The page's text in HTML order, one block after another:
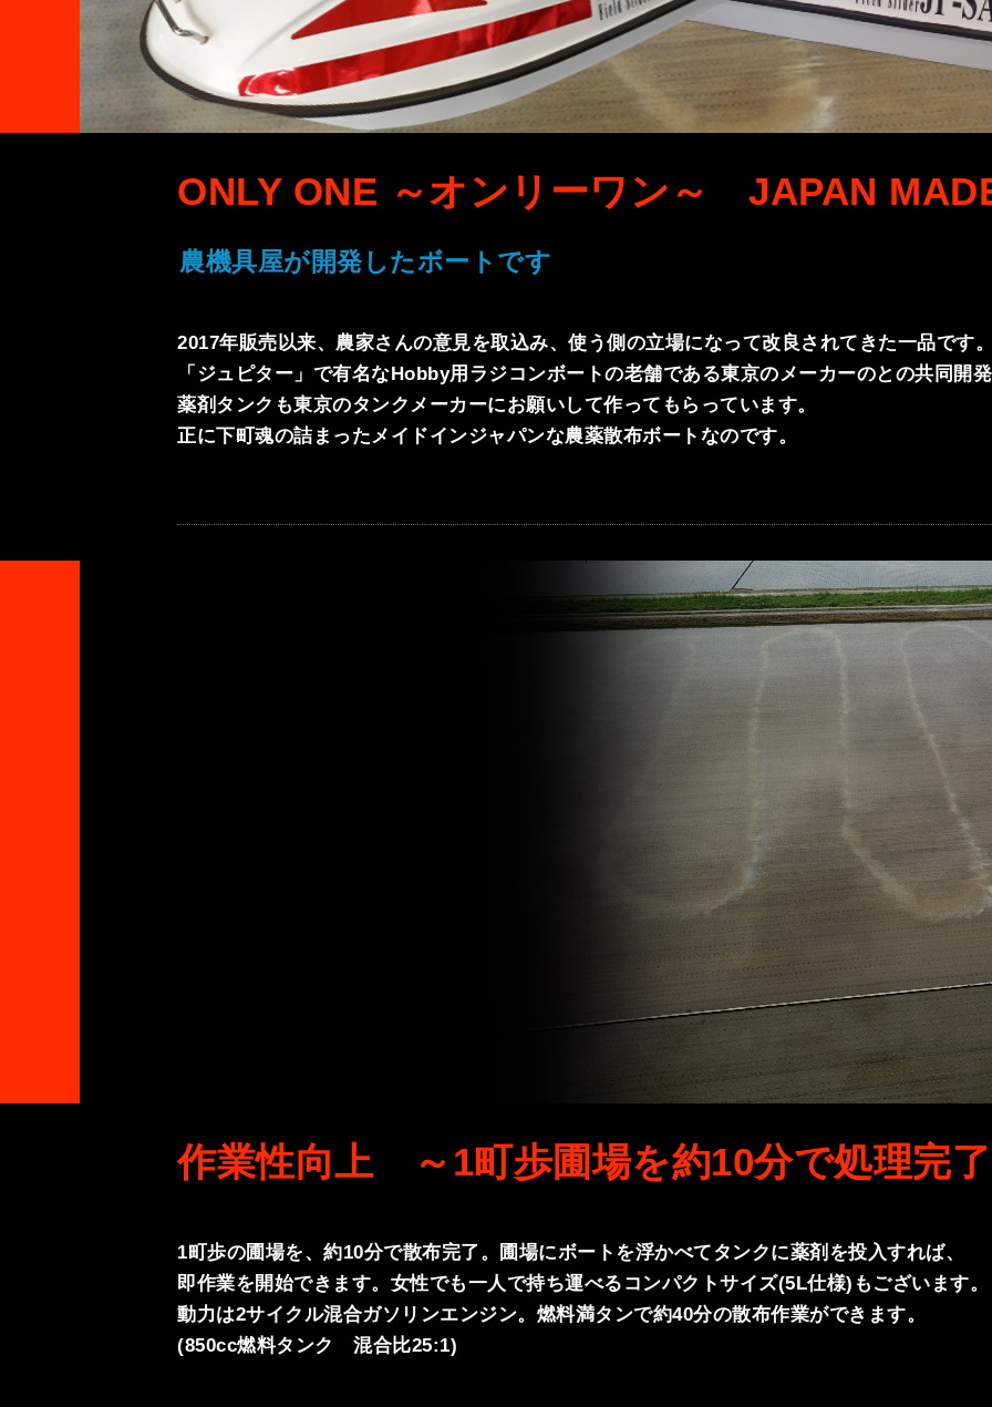
ONLY ONE ～オンリーワン～ JAPAN
農機具屋が開発したボートです
2017年販売以来、農家さんの意見を取込み、使う側の立場になって改良されてきた一品です
「ジュピター」で有名なHobby用ラジコンボートの老舗である東京のメーカーのとの共同開
薬剤タンクも東京のタンクメーカーにお願いして作ってもらっています。
正に下町魂の詰まったメイドインジャパンな農薬散布ボートなのです。
作業性向上 ～1町歩圃場を約10分で処理完
1町歩の圃場を、約10分で散布完了。圃場にボートを浮かべてタンクに薬剤を投入すれば、
即作業を開始できます。女性でも一人で持ち運べるコンパクトサイズ(5L仕様)もございます。
動力は2サイクル混合ガソリンエンジン。燃料満タンで約40分の散布作業ができます。
(850cc燃料タンク 混合比25:1)